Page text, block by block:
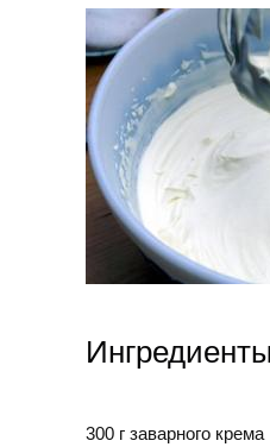
Ингредиенты
300 г заварного крема